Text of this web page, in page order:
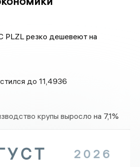
резко дешевеют на
до 11,4936
крупы выросло на 7,1%
2026